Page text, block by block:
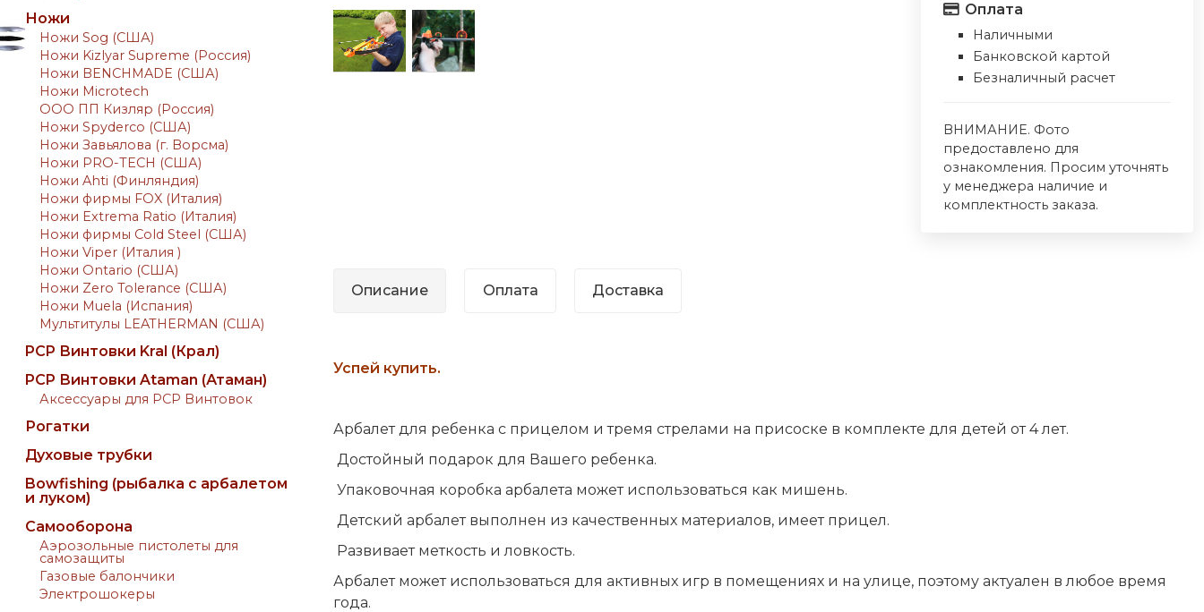
Ножи
Ножи Sog (США)
Ножи Kizlyar Supreme (Россия)
Ножи BENCHMADE (США)
Ножи Microtech
ООО ПП Кизляр (Россия)
Ножи Spyderco (США)
Ножи Завьялова (г. Ворсма)
Ножи PRO-TECH (США)
Ножи Ahti (Финляндия)
Ножи фирмы FOX (Италия)
Ножи Extrema Ratio (Италия)
Ножи фирмы Cold Steel (США)
Ножи Viper (Италия )
Ножи Ontario (США)
Ножи Zero Tolerance (США)
Ножи Muela (Испания)
Мультитулы LEATHERMAN (США)
PCP Винтовки Kral (Крал)
PCP Винтовки Ataman (Атаман)
Аксессуары для PCP Винтовок
Рогатки
Духовые трубки
Bowfishing (рыбалка с арбалетом
и луком)
Самооборона
Аэрозольные пистолеты для
самозащиты
Газовые балончики
Электрошокеры
Оплата
Наличными
Банковской картой
Безналичный расчет
ВНИМАНИЕ. Фото
предоставлено для
ознакомления. Просим уточнять
у менеджера наличие и
комплектность заказа.
Описание Оплата Доставка
Успей купить.
Арбалет для ребенка с прицелом и тремя стрелами на присоске в комплекте для детей от 4 лет.
Достойный подарок для Вашего ребенка.
Упаковочная коробка арбалета может использоваться как мишень.
Детский арбалет выполнен из качественных материалов, имеет прицел.
Развивает меткость и ловкость.
Арбалет может использоваться для активных игр в помещениях и на улице, поэтому актуален в любое время
года.